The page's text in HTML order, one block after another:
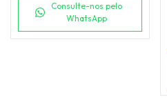
Consulte-nos pelo
WhatsApp